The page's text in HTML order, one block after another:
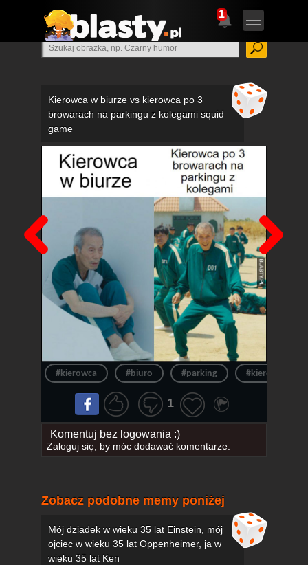
1
Kierowca w biurze vs kierowca po 3
browarach na parkingu z kolegami squid
game
Poprzedni
#kierowca #biuro #parking #kierowcy
1
Komentuj bez logowania :)
Zaloguj się, by móc dodawać komentarze.
Zobacz podobne memy poniżej
Mój dziadek w wieku 35 lat Einstein, mój
ojciec w wieku 35 lat Oppenheimer, ja w
wieku 35 lat Ken